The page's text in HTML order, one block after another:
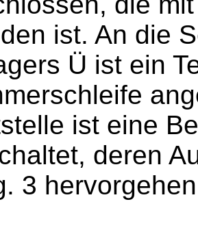
ist. An die
Ü ist ein
ist eine
deren
3